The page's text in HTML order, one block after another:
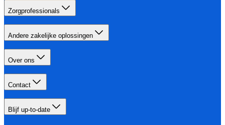
Zorgprofessionals
Andere zakelijke oplossingen
Over ons
Contact
Blijf up-to-date